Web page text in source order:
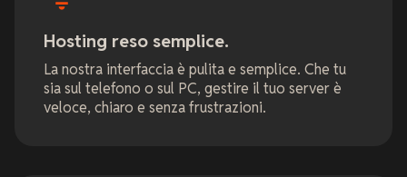
Hosting reso semplice.
La nostra interfaccia è pulita e semplice. Che tu
sia sul telefono o sul PC, gestire il tuo server è
veloce, chiaro e senza frustrazioni.